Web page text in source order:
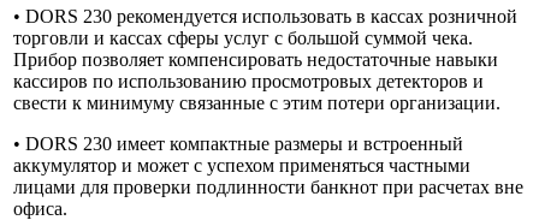
• DORS 230 рекомендуется использовать в кассах розничной
торговли и кассах сферы услуг с большой суммой чека.
Прибор позволяет компенсировать недостаточные навыки
кассиров по использованию просмотровых детекторов и
свести к минимуму связанные с этим потери организации.
• DORS 230 имеет компактные размеры и встроенный
аккумулятор и может с успехом применяться частными
лицами для проверки подлинности банкнот при расчетах вне
офиса.